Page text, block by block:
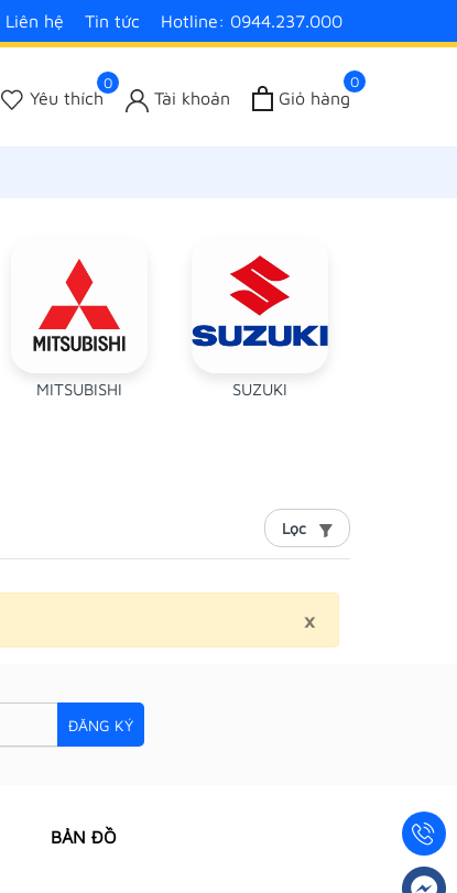
Liên hệ Tin tức Hotline: 0944.237.000
0
Yêu thích Tài khoản
0
Giỏ hàng
MITSUBISHI SUZUKI
Lọc
×
ĐĂNG KÝ
BẢN ĐỒ